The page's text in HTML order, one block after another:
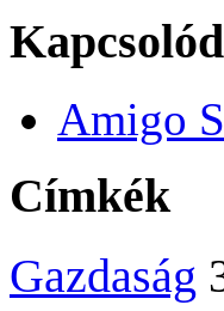
Amigo
Címkék
Gazdaság